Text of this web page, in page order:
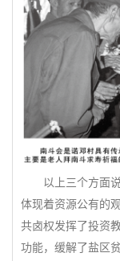
以上三个方面说
体现着资源公有的
共卤权发挥了投资
功能，缓解了盐区